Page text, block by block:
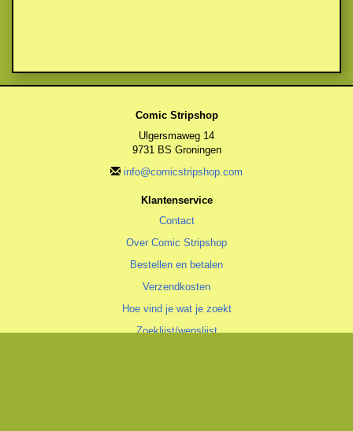
Comic Stripshop
Ulgersmaweg 14
9731 BS Groningen
info@comicstripshop.com
Klantenservice
Contact
Over Comic Stripshop
Bestellen en betalen
Verzendkosten
Hoe vind je wat je zoekt
Zoeklijst/wenslijst